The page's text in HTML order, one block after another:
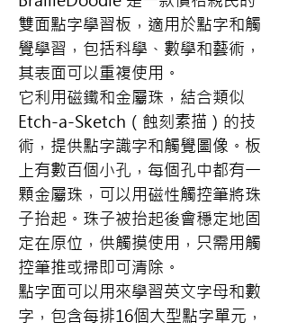
雙面點字學習板，適用於點字和觸
覺學習，包括科學、數學和藝術，
其表面可以重複使用。
它利用磁鐵和金屬珠，結合類似
Etch-a-Sketch（蝕刻素描）的技
術，提供點字識字和觸覺圖像。板
上有數百個小孔，每個孔中都有一
顆金屬珠，可以用磁性觸控筆將珠
子抬起。珠子被抬起後會穩定地固
定在原位，供觸摸使用，只需用觸
控筆推或掃即可清除。
點字面可以用來學習英文字母和數
字，包含每排16個大型點字單元，